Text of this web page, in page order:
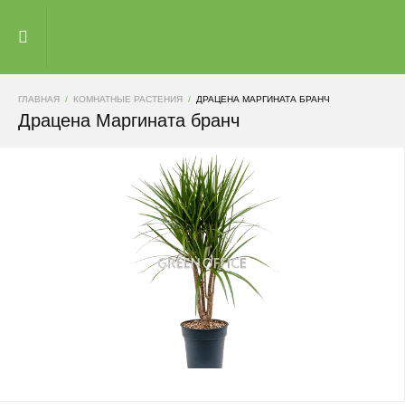
ГЛАВНАЯ КОМНАТНЫЕ РАСТЕНИЯ ДРАЦЕНА МАРГИНАТА БРАНЧ
Драцена Маргината бранч